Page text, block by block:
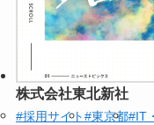
株式会社東北新社
#採用サイト#東京都#IT